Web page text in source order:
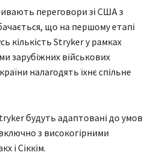
переговори зі США з
що на першому етапі
кількість Stryker у рамках
зарубіжних військових
налагодять їхнє спільне
будуть адаптовані до умов
включно з високогірними
і Сіккім.